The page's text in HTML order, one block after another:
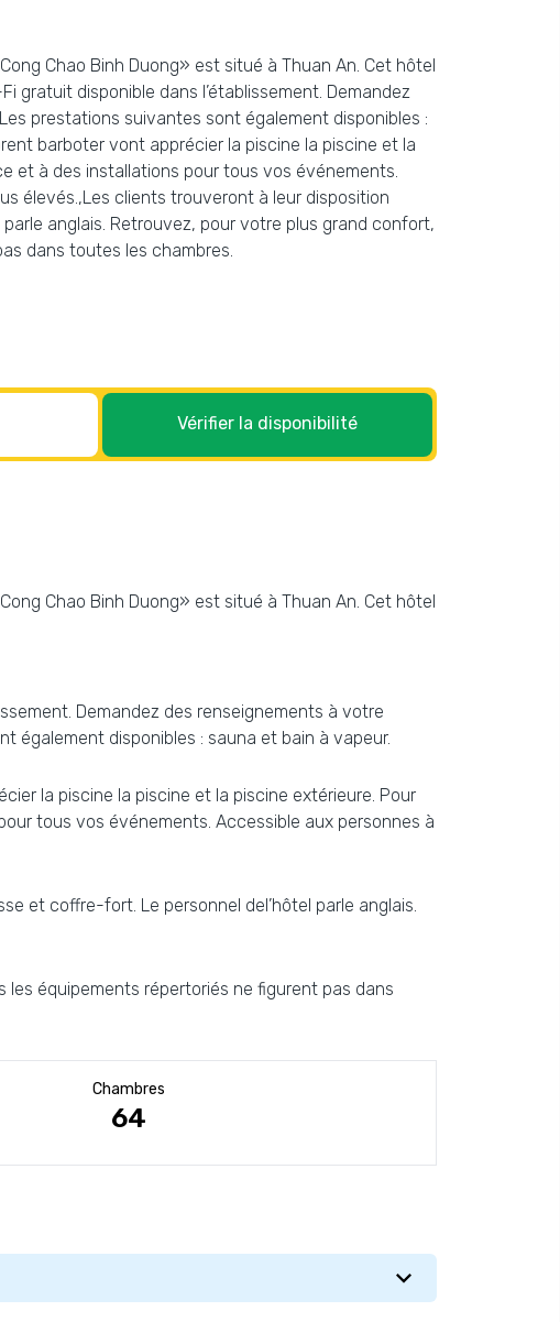
Chao Binh Duong» est situé à Thuan An. Cet hôtel
gratuit disponible dans l’établissement. Demandez
prestations suivantes sont également disponibles :
barboter vont apprécier la piscine la piscine et la
et à des installations pour tous vos événements.
élevés.,Les clients trouveront à leur disposition
anglais. Retrouvez, pour votre plus grand confort,
dans toutes les chambres.
Vérifier la disponibilité
Chao Binh Duong» est situé à Thuan An. Cet hôtel
Demandez des renseignements à votre
également disponibles : sauna et bain à vapeur.
la piscine la piscine et la piscine extérieure. Pour
tous vos événements. Accessible aux personnes à
et coffre-fort. Le personnel del’hôtel parle anglais.
équipements répertoriés ne figurent pas dans
Chambres
64